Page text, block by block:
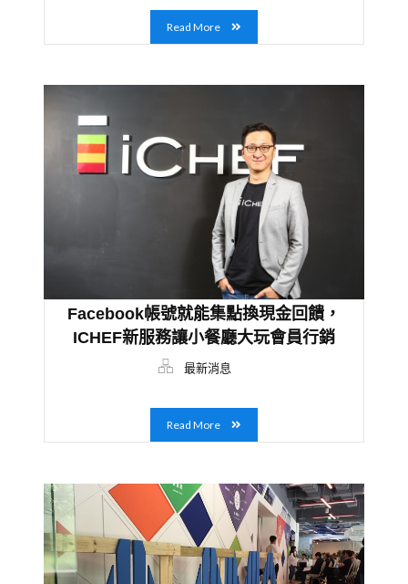
Read More
Facebook帳號就能集點換現金回饋，
ICHEF新服務讓小餐廳大玩會員行銷
最新消息
Read More